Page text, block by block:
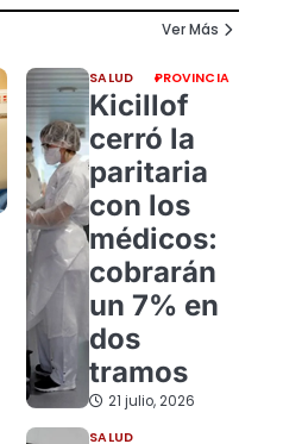
Ver Más
SALUD PROVINCIA
Kicillof
cerró la
paritaria
con los
médicos:
cobrarán
un 7% en
dos
tramos
21 julio, 2026
SALUD